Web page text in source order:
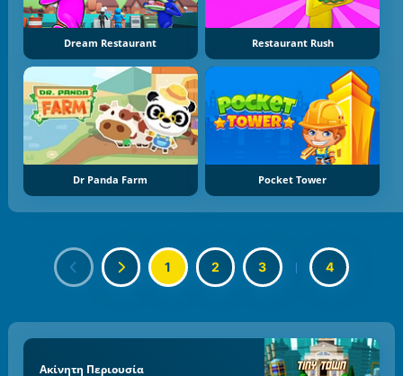
Dream Restaurant Restaurant Rush
Dr Panda Farm Pocket Tower
1 2 3 | 4
Ακίνητη Περιουσία